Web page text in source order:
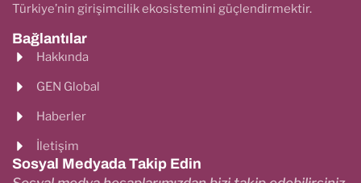
Türkiye’nin girişimcilik ekosistemini güçlendirmektir.
Bağlantılar
Hakkında
GEN Global
Haberler
İletişim
Sosyal Medyada Takip Edin